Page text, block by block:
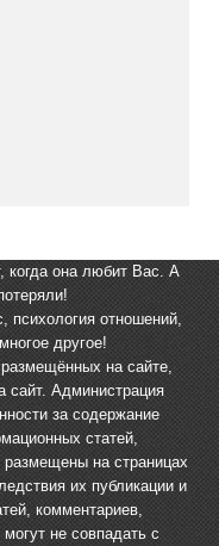
она любит Вас. А
отношений,
другое!
на сайте,
сайт. Администрация
за содержание
статей,
размещены на страницах
их публикации и
комментариев,
не совпадать с